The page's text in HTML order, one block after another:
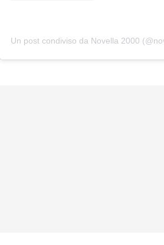
Un post condiviso da Novella 2000